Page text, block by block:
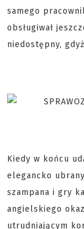
samego
obsługiwał
niedostępny,
Kiedy w końcu
elegancko
szampana i gry
angielskiego
utrudniającym